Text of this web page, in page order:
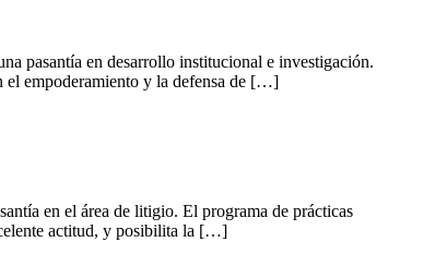
pasantía en desarrollo institucional e investigación.
el empoderamiento y la defensa de […]
en el área de litigio. El programa de prácticas
actitud, y posibilita la […]